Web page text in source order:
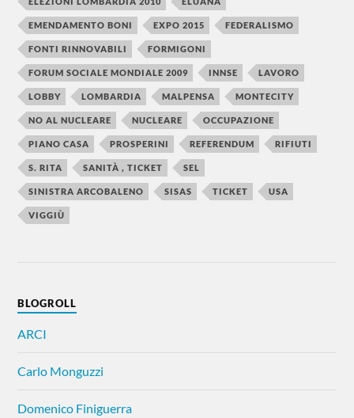
EMENDAMENTO BONI EXPO 2015 FEDERALISMO
FONTI RINNOVABILI FORMIGONI
FORUM SOCIALE MONDIALE 2009 INNSE LAVORO
LOBBY LOMBARDIA MALPENSA MONTECITY
NO AL NUCLEARE NUCLEARE OCCUPAZIONE
PIANO CASA PROSPERINI REFERENDUM RIFIUTI
S. RITA SANITÀ , TICKET SEL
SINISTRA ARCOBALENO SISAS TICKET USA
VIGGIÙ
BLOGROLL
ARCI
Carlo Monguzzi
Domenico Finiguerra